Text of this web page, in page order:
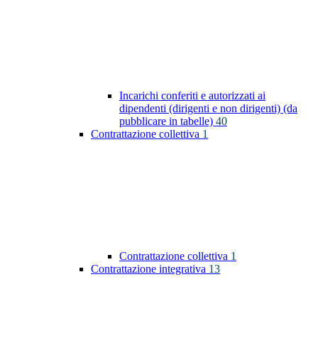
Incarichi conferiti e autorizzati ai
dipendenti (dirigenti e non dirigenti) (da
pubblicare in tabelle) 40
Contrattazione collettiva 1
Contrattazione collettiva 1
Contrattazione integrativa 13